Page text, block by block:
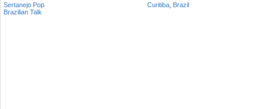
Sertanejo Pop
Brazilian Talk
Curitiba Brazil